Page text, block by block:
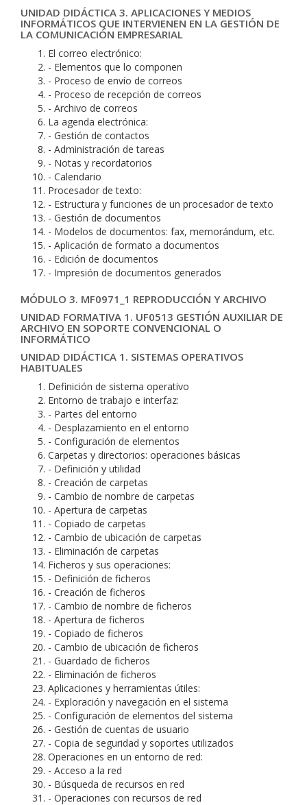
UNIDAD DIDÁCTICA 3. APLICACIONES Y MEDIOS
INFORMÁTICOS QUE INTERVIENEN EN LA GESTIÓN DE
LA COMUNICACIÓN EMPRESARIAL
El correo electrónico:
- Elementos que lo componen
- Proceso de envío de correos
- Proceso de recepción de correos
- Archivo de correos
La agenda electrónica:
- Gestión de contactos
- Administración de tareas
- Notas y recordatorios
- Calendario
Procesador de texto:
- Estructura y funciones de un procesador de texto
- Gestión de documentos
- Modelos de documentos: fax, memorándum, etc.
- Aplicación de formato a documentos
- Edición de documentos
- Impresión de documentos generados
MÓDULO 3. MF0971_1 REPRODUCCIÓN Y ARCHIVO
UNIDAD FORMATIVA 1. UF0513 GESTIÓN AUXILIAR DE
ARCHIVO EN SOPORTE CONVENCIONAL O
INFORMÁTICO
UNIDAD DIDÁCTICA 1. SISTEMAS OPERATIVOS
HABITUALES
Definición de sistema operativo
Entorno de trabajo e interfaz:
- Partes del entorno
- Desplazamiento en el entorno
- Configuración de elementos
Carpetas y directorios: operaciones básicas
- Definición y utilidad
- Creación de carpetas
- Cambio de nombre de carpetas
- Apertura de carpetas
- Copiado de carpetas
- Cambio de ubicación de carpetas
- Eliminación de carpetas
Ficheros y sus operaciones:
- Definición de ficheros
- Creación de ficheros
- Cambio de nombre de ficheros
- Apertura de ficheros
- Copiado de ficheros
- Cambio de ubicación de ficheros
- Guardado de ficheros
- Eliminación de ficheros
Aplicaciones y herramientas útiles:
- Exploración y navegación en el sistema
- Configuración de elementos del sistema
- Gestión de cuentas de usuario
- Copia de seguridad y soportes utilizados
Operaciones en un entorno de red:
- Acceso a la red
- Búsqueda de recursos en red
- Operaciones con recursos de red